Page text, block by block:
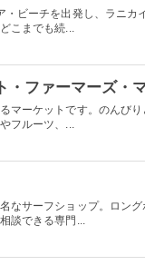
ビーチを出発し、ラニカ
こまでも続...
・ファーマーズ・
マーケットです。のんび
フルーツ、...
なサーフショップ。ロン
談できる専門...